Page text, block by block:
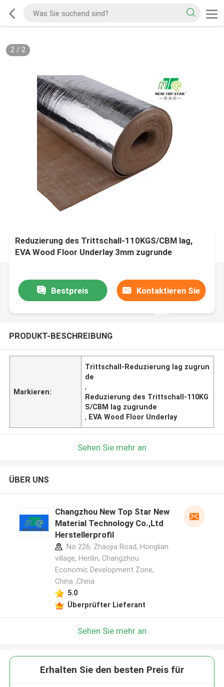
2/ 2
Reduzierung des Trittschall-110KGS/CBM lag,
EVA Wood Floor Underlay 3mm zugrunde
Bestpreis Kontaktieren Sie
uns
PRODUKT-BESCHREIBUNG
Markieren:
Trittschall-Reduzierung lag zugrun
de
,
Reduzierung des Trittschall-110KG
S/CBM lag zugrunde
, EVA Wood Floor Underlay
Sehen Sie mehr an
ÜBER UNS
Changzhou New Top Star New
Material Technology Co.,Ltd
Herstellerprofil
No 226, Zhaojia Road, Honglian
village, Henlin, Changzhou
Economic Development Zone,
China ,China
5.0
Überprüfter Lieferant
Sehen Sie mehr an
Erhalten Sie den besten Preis für